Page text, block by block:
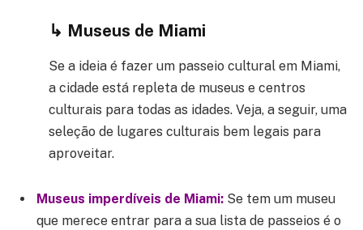
↳ Museus de Miami
Se a ideia é fazer um passeio cultural em Miami,
a cidade está repleta de museus e centros
culturais para todas as idades. Veja, a seguir, uma
seleção de lugares culturais bem legais para
aproveitar.
Museus imperdíveis de Miami: Se tem um museu
que merece entrar para a sua lista de passeios é o